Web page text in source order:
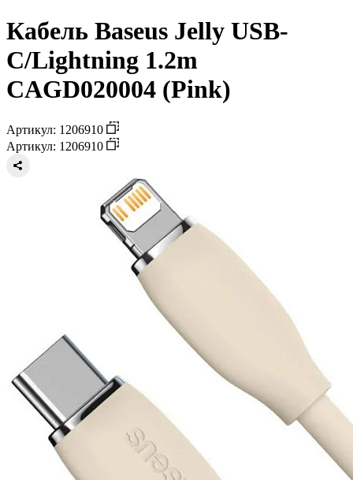
Кабель Baseus Jelly USB-
C/Lightning 1.2m
CAGD020004 (Pink)
Артикул: 1206910
Артикул: 1206910